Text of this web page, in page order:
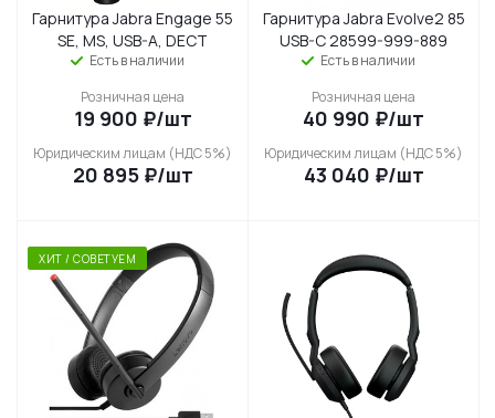
Гарнитура Jabra Engage 55
SE, MS, USB-A, DECT
Есть в наличии
Розничная цена
19 900 ₽/шт
Юридическим лицам (НДС 5%)
20 895₽/шт
Гарнитура Jabra Evolve2 85
USB-C 28599-999-889
Есть в наличии
Розничная цена
40 990 ₽/шт
Юридическим лицам (НДС 5%)
43 040 ₽/шт
ХИТ / СОВЕТУЕМ